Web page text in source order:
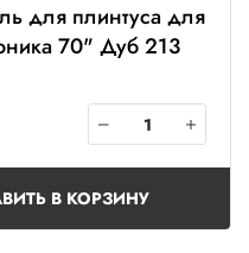
для плинтуса для
70" Дуб 213
В КОРЗИНУ